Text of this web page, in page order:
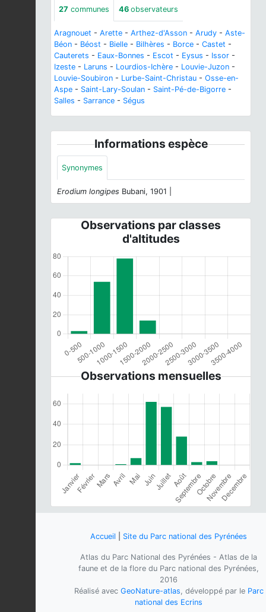
27 communes 46 observateurs
Aragnouet - Arette - Arthez-d'Asson - Arudy - Aste-
Béon - Béost - Bielle - Bilhères - Borce - Castet -
Cauterets - Eaux-Bonnes - Escot - Eysus - Issor -
Izeste - Laruns - Lourdios-Ichère - Louvie-Juzon -
Louvie-Soubiron - Lurbe-Saint-Christau - Osse-en-
Aspe - Saint-Lary-Soulan - Saint-Pé-de-Bigorre -
Salles - Sarrance - Ségus
Informations espèce
Synonymes
Erodium longipes Bubani, 1901 |
Observations par classes
d'altitudes
Observations mensuelles
Accueil Site du Parc national des Pyrénées
Atlas du Parc National des Pyrénées - Atlas de la
faune et de la flore du Parc national des Pyrénées,
2016
Réalisé avec GeoNature-atlas, développé par le Parc
national des Ecrins